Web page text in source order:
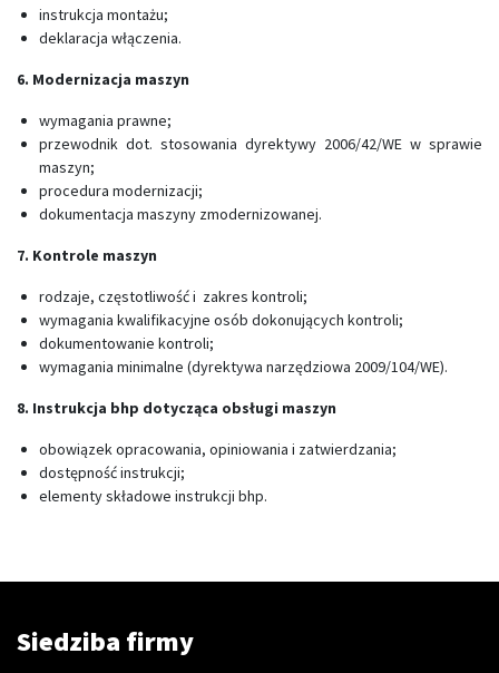
instrukcja montażu;
deklaracja włączenia.
6. Modernizacja maszyn
wymagania prawne;
przewodnik dot. stosowania dyrektywy 2006/42/WE w sprawie
maszyn;
procedura modernizacji;
dokumentacja maszyny zmodernizowanej.
7. Kontrole maszyn
rodzaje, częstotliwość i zakres kontroli;
wymagania kwalifikacyjne osób dokonujących kontroli;
dokumentowanie kontroli;
wymagania minimalne (dyrektywa narzędziowa 2009/104/WE).
8. Instrukcja bhp dotycząca obsługi maszyn
obowiązek opracowania, opiniowania i zatwierdzania;
dostępność instrukcji;
elementy składowe instrukcji bhp.
Siedziba firmy